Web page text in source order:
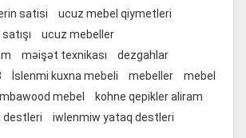
satisi
ucuz mebel qiymetleri
ucuz mebeller
məişət texnikası
dezgahlar
İslenmi kuxna mebeli mebeller
mebel
mebel
kohne qepikler aliram
destleri
iwlenmiw yataq destleri